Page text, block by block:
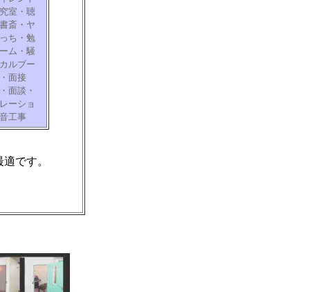
室・聴
斎・ヤ
ち・勉
ム・騒
ルブー
面接
面談・
ーショ
工事
です。